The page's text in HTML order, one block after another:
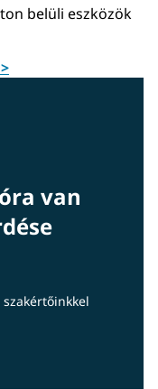
belüli eszközök
van
szakértőinkkel